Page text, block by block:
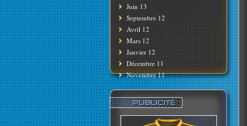
Juin 13
Septembre 12
Avril 12
Mars 12
Janvier 12
Décembre 11
Novembre 11